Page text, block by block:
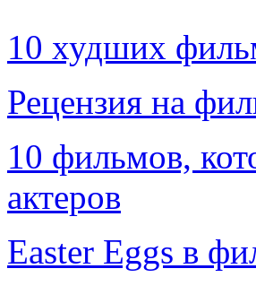
10 худших
Рецензия на
10 фильмов,
актеров
Easter Eggs в